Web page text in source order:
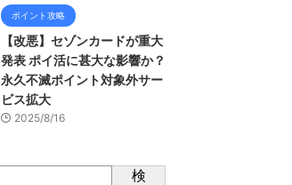
ポイント攻略
【改悪】セゾンカードが重大
発表 ポイ活に甚大な影響か？
永久不滅ポイント対象外サー
ビス拡大
2025/8/16
検